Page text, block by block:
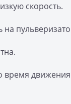
скорость.